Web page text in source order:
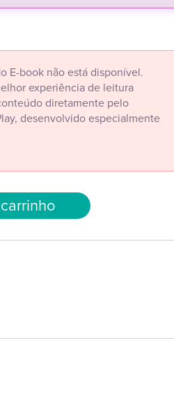
E-book não está disponível.
experiência de leitura
diretamente pelo
desenvolvido especialmente